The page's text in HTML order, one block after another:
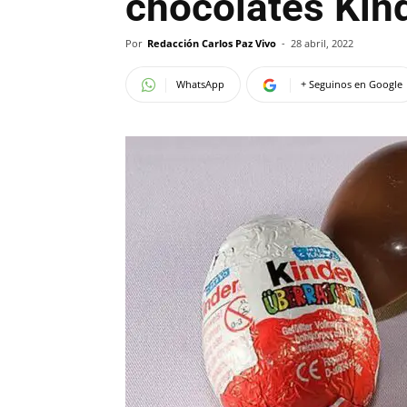
Por Redacción Carlos Paz Vivo - 28 abril, 2022
WhatsApp + Seguinos en Google